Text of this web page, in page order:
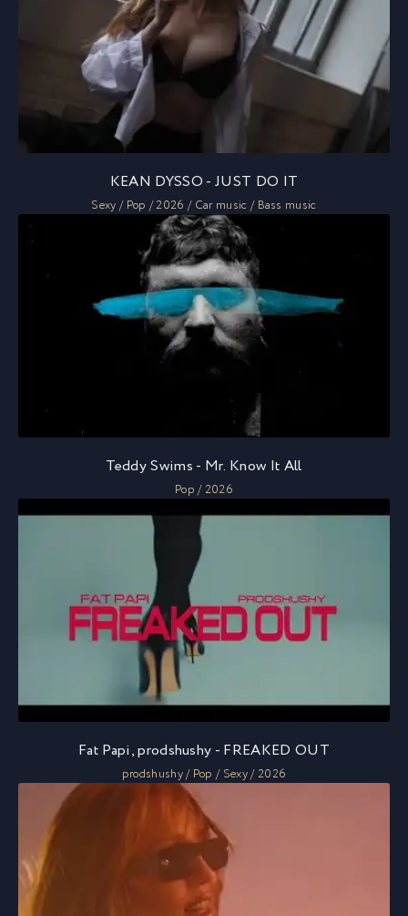
KEAN DYSSO - JUST DO IT
Sexy / Pop / 2026 / Car music / Bass music
Teddy Swims - Mr. Know It All
Pop / 2026
Fat Papi, prodshushy - FREAKED OUT
prodshushy / Pop / Sexy / 2026